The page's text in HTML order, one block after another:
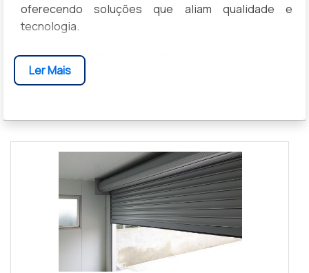
oferecendo soluções que aliam qualidade e
tecnologia.
POR QUE ESCOLHER UM
FABRICANTE DE PORTA DE
não apenas a estética, mas a segurança do seu
imóvel. Com a
Casa das portas RP, você encontra
portas que oferecem resistência e durabilidade,
além de um design que se integra perfeitamente a
qualquer espaço.
TIPOS DE PORTAS DE ENROLAR
Ler Mais